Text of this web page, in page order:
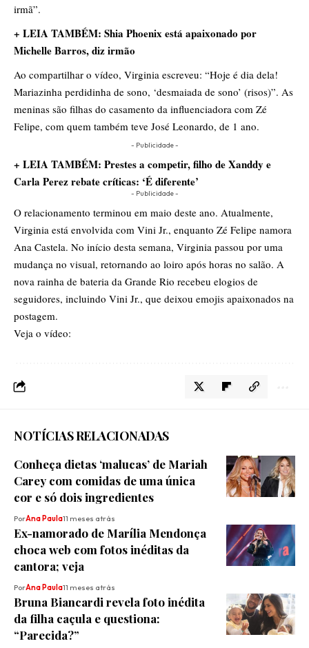
irmã”.
+ LEIA TAMBÉM: Shia Phoenix está apaixonado por
Michelle Barros, diz irmão
Ao compartilhar o vídeo, Virginia escreveu: “Hoje é dia dela!
Mariazinha perdidinha de sono, ‘desmaiada de sono’ (risos)”. As
meninas são filhas do casamento da influenciadora com Zé
Felipe, com quem também teve José Leonardo, de 1 ano.
- Publicidade -
+ LEIA TAMBÉM: Prestes a competir, filho de Xanddy e
Carla Perez rebate críticas: ‘É diferente’
- Publicidade -
O relacionamento terminou em maio deste ano. Atualmente,
Virginia está envolvida com Vini Jr., enquanto Zé Felipe namora
Ana Castela. No início desta semana, Virginia passou por uma
mudança no visual, retornando ao loiro após horas no salão. A
nova rainha de bateria da Grande Rio recebeu elogios de
seguidores, incluindo Vini Jr., que deixou emojis apaixonados na
postagem.
Veja o vídeo:
NOTÍCIAS RELACIONADAS
Conheça dietas ‘malucas’ de Mariah
Carey com comidas de uma única
cor e só dois ingredientes
PorAna Paula11 meses atrás
Ex-namorado de Marília Mendonça
choca web com fotos inéditas da
cantora; veja
PorAna Paula11 meses atrás
Bruna Biancardi revela foto inédita
da filha caçula e questiona:
“Parecida?”